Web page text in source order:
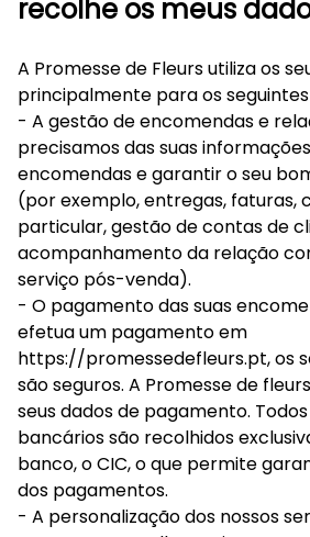
recolhe os meus
A Promesse de Fleurs utiliza os
principalmente para os seguintes
- A gestão de encomendas e
precisamos das suas
encomendas e garantir o seu
(por exemplo, entregas, faturas,
particular, gestão de contas de
acompanhamento da relação
serviço pós-venda).
- O pagamento das suas
efetua um pagamento em
https://promessedefleurs.pt, os
são seguros. A Promesse de
seus dados de pagamento.
bancários são recolhidos
banco, o CIC, o que permite
dos pagamentos.
- A personalização dos nossos